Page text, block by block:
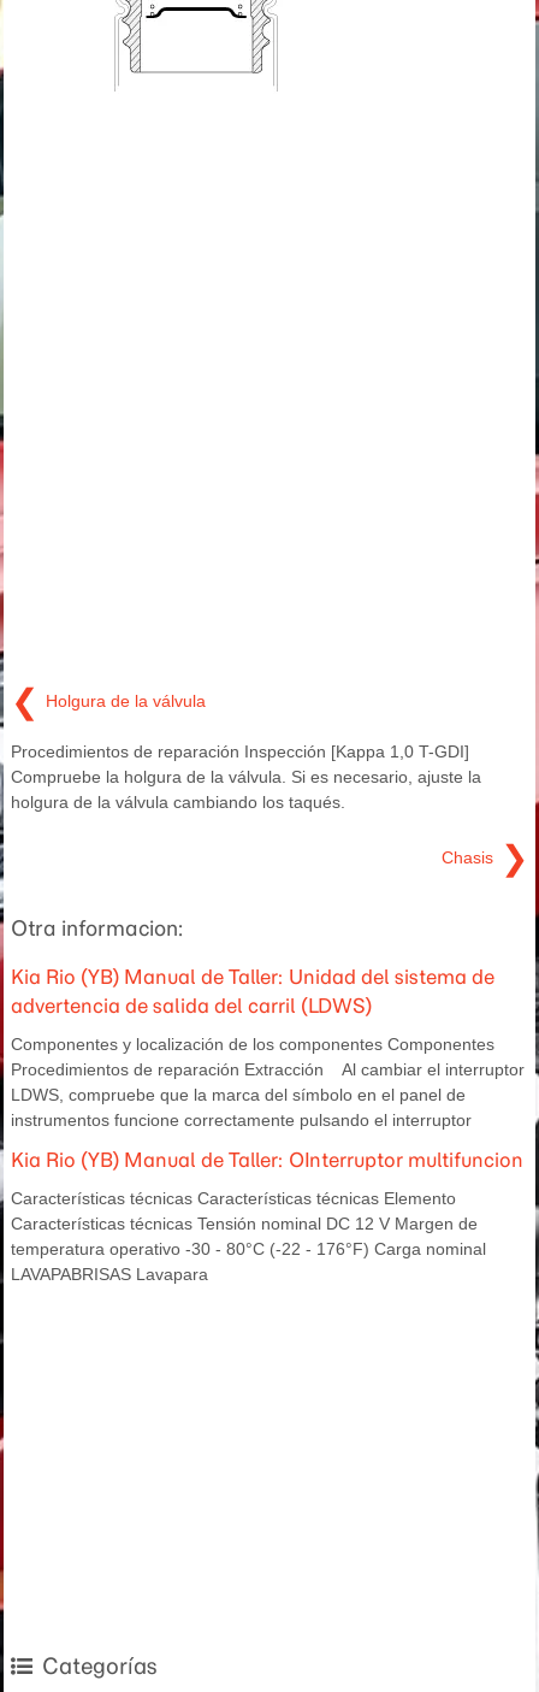
❮ Holgura de la válvula
Procedimientos de reparación Inspección [Kappa 1,0 T-GDI]
Compruebe la holgura de la válvula. Si es necesario, ajuste la
holgura de la válvula cambiando los taqués.
Chasis ❯
Otra informacion:
Kia Rio (YB) Manual de Taller: Unidad del sistema de
advertencia de salida del carril (LDWS)
Componentes y localización de los componentes Componentes
Procedimientos de reparación Extracción Al cambiar el interruptor
LDWS, compruebe que la marca del símbolo en el panel de
instrumentos funcione correctamente pulsando el interruptor
Kia Rio (YB) Manual de Taller: OInterruptor multifuncion
Características técnicas Características técnicas Elemento
Características técnicas Tensión nominal DC 12 V Margen de
temperatura operativo -30 - 80°C (-22 - 176°F) Carga nominal
LAVAPABRISAS Lavapara
Categorías